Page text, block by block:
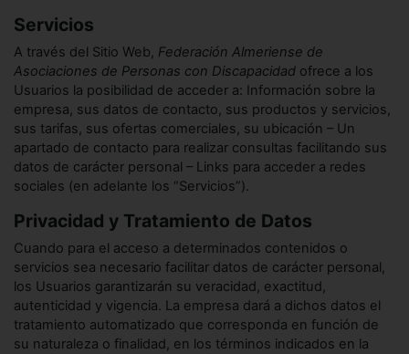
Servicios
A través del Sitio Web, Federación Almeriense de
Asociaciones de Personas con Discapacidad ofrece a los
Usuarios la posibilidad de acceder a: Información sobre la
empresa, sus datos de contacto, sus productos y servicios,
sus tarifas, sus ofertas comerciales, su ubicación – Un
apartado de contacto para realizar consultas facilitando sus
datos de carácter personal – Links para acceder a redes
sociales (en adelante los “Servicios”).
Privacidad y Tratamiento de Datos
Cuando para el acceso a determinados contenidos o
servicios sea necesario facilitar datos de carácter personal,
los Usuarios garantizarán su veracidad, exactitud,
autenticidad y vigencia. La empresa dará a dichos datos el
tratamiento automatizado que corresponda en función de
su naturaleza o finalidad, en los términos indicados en la